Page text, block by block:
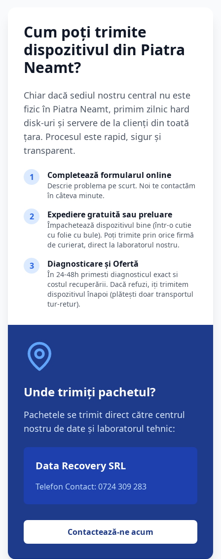
Cum poți trimite
dispozitivul din Piatra
Neamt?
Chiar dacă sediul nostru central nu este
fizic în Piatra Neamt, primim zilnic hard
disk-uri și servere de la clienți din toată
țara. Procesul este rapid, sigur și
transparent.
1 Completează formularul online
Descrie problema pe scurt. Noi te contactăm
în câteva minute.
2 Expediere gratuită sau preluare
Împachetează dispozitivul bine (într-o cutie
cu folie cu bule). Poți trimite prin orice firmă
de curierat, direct la laboratorul nostru.
3 Diagnosticare și Ofertă
În 24-48h primesti diagnosticul exact si
costul recuperării. Dacă refuzi, iți trimitem
dispozitivul înapoi (plătești doar transportul
tur-retur).
Unde trimiți pachetul?
Pachetele se trimit direct către centrul
nostru de date și laboratorul tehnic:
Data Recovery SRL
Telefon Contact: 0724 309 283
Contactează-ne acum